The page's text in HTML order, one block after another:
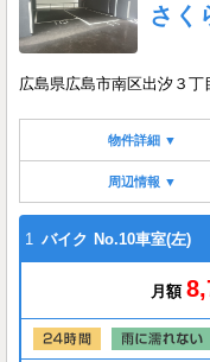
さく
広島県広島市南区出汐３丁
物件詳細 ▼
周辺情報 ▼
1 バイク No.10車室(左)
月額